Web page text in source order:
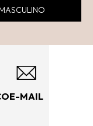
E-MAIL